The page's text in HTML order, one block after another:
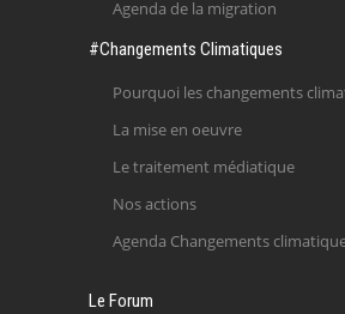
Agenda de la migration
#Changements Climatiques
Pourquoi les changements
La mise en oeuvre
Le traitement médiatique
Nos actions
Agenda Changements
Le Forum